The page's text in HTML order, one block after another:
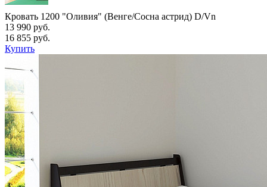
Кровать 1200 "Оливия" (Венге/Сосна астрид) D/Vn
13 990 руб.
16 855 руб.
Купить